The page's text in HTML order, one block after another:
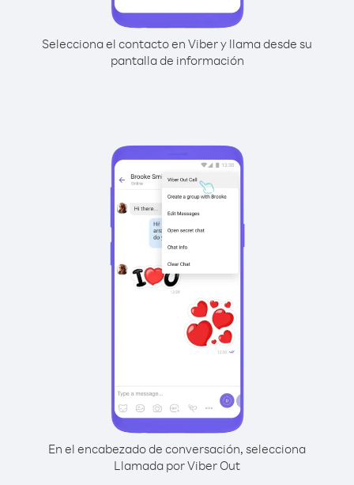
Selecciona el contacto en Viber y llama desde su
pantalla de información
En el encabezado de conversación, selecciona
Llamada por Viber Out